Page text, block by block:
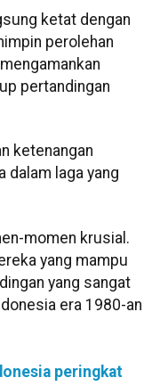
ketat dengan
perolehan
pertandingan
ketenangan
dalam laga yang
momen krusial.
yang mampu
yang sangat
era 1980-an
peringkat